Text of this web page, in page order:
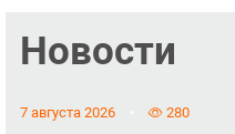
Новости
7 августа 2026 280